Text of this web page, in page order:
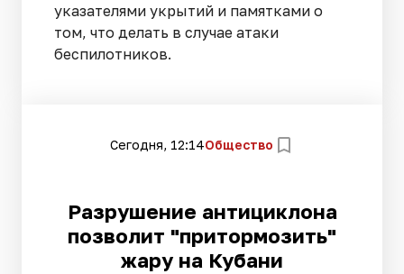
указателями укрытий и памятками о
том, что делать в случае атаки
беспилотников.
Сегодня, 12:14Общество
Разрушение антициклона
позволит "притормозить"
жару на Кубани